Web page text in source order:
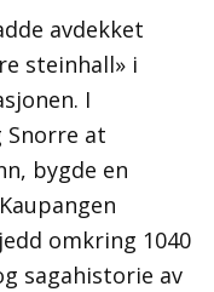
avdekket
steinhall» i
I
Snorre at
bygde en
omkring 1040
sagahistorie av